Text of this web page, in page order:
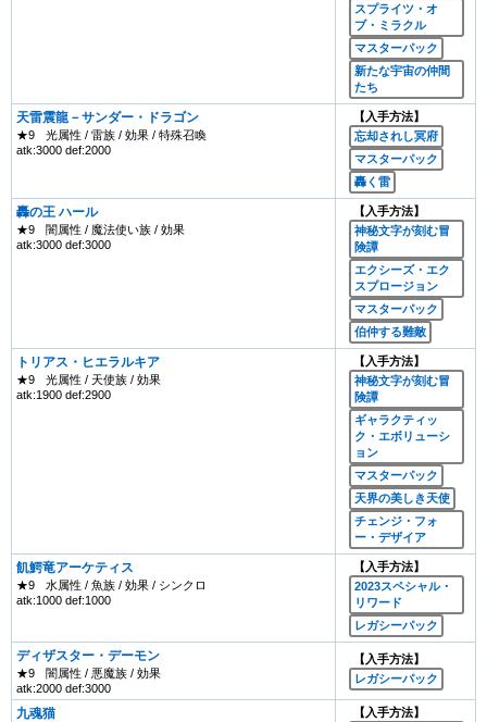
スプライツ・オ
ブ・ミラクル
マスターパック
新たな宇宙の仲間
たち
天雷震龍－サンダー・ドラゴン
★9
光属性 / 雷族 / 効果 / 特殊召喚
atk:3000 def:2000
【入手方法】
忘却されし冥府
マスターパック
轟く雷
轟の王 ハール
★9
闇属性 / 魔法使い族 / 効果
atk:3000 def:3000
【入手方法】
神秘文字が刻む冒
険譚
エクシーズ・エク
スプロージョン
マスターパック
伯仲する難敵
トリアス・ヒエラルキア
★9
光属性 / 天使族 / 効果
atk:1900 def:2900
【入手方法】
神秘文字が刻む冒
険譚
ギャラクティッ
ク・エボリューシ
ョン
マスターパック
天界の美しき天使
チェンジ・フォ
ー・デザイア
飢鰐竜アーケティス
★9
水属性 / 魚族 / 効果 / シンクロ
atk:1000 def:1000
【入手方法】
2023スペシャル・
リワード
レガシーパック
ディザスター・デーモン
★9
闇属性 / 悪魔族 / 効果
atk:2000 def:3000
【入手方法】
レガシーパック
九魂猫
【入手方法】